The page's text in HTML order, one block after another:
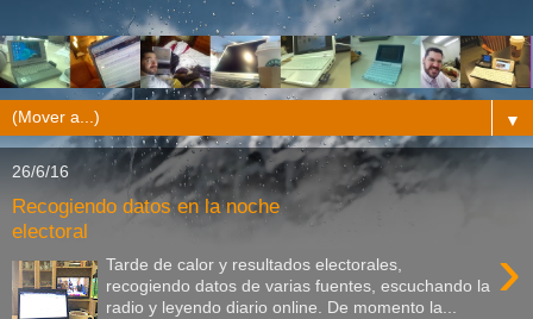
▼
26/6/16
Recogiendo datos en la noche
electoral
›
Tarde de calor y resultados electorales,
recogiendo datos de varias fuentes, escuchando la
radio y leyendo diario online. De momento la...